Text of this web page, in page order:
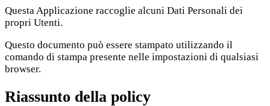
Questa Applicazione raccoglie alcuni Dati Personali dei
propri Utenti.
Questo documento può essere stampato utilizzando il
comando di stampa presente nelle impostazioni di qualsiasi
browser.
Riassunto della policy